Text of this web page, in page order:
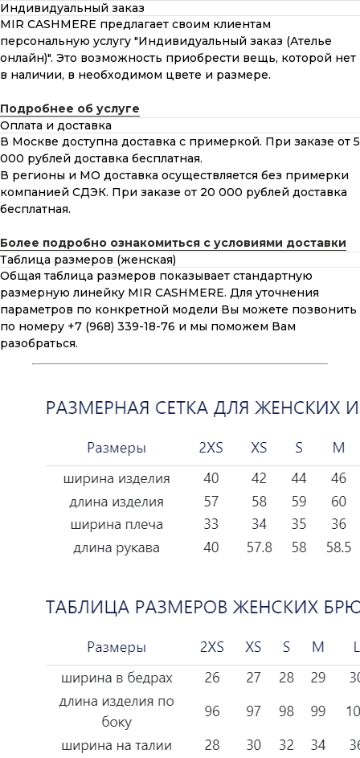
Индивидуальный заказ
MIR CASHMERE предлагает своим клиентам
персональную услугу "Индивидуальный заказ (Ателье
онлайн)". Это возможность приобрести вещь, которой нет
в наличии, в необходимом цвете и размере.
Подробнее об услуге
Оплата и доставка
В Москве доступна доставка с примеркой. При заказе от 5
000 рублей доставка бесплатная.
В регионы и МО доставка осуществляется без примерки
компанией СДЭК. При заказе от 20 000 рублей доставка
бесплатная.
Более подробно ознакомиться с условиями доставки
Таблица размеров (женская)
Общая таблица размеров показывает стандартную
размерную линейку MIR CASHMERE. Для уточнения
параметров по конкретной модели Вы можете позвонить
по номеру +7 (968) 339-18-76 и мы поможем Вам
разобраться.